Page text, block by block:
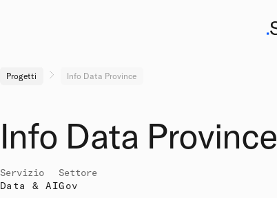
Progetti Info Data Province
Info Data Province
Servizio
Data & AI
Settore
Gov